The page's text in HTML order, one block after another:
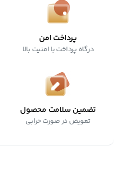
پرداخت امن
درگاه پرداخت با امنیت بالا
تضمین سلامت محصول
تعویض در صورت خرابی